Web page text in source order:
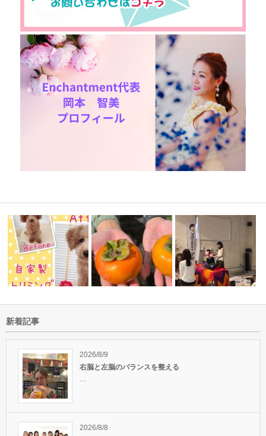
ない時
自宅でトイプードルのカットに突然何が起きても落ち着いて対開運イベント！ファンタ
新着記事
2026/8/9
右脳と左脳のバランスを整える
…
2026/8/8